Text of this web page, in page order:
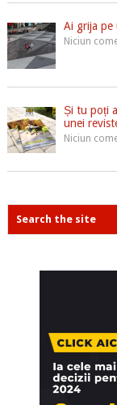
Ai grija pe
Niciun
Și tu poți
unei
Niciun